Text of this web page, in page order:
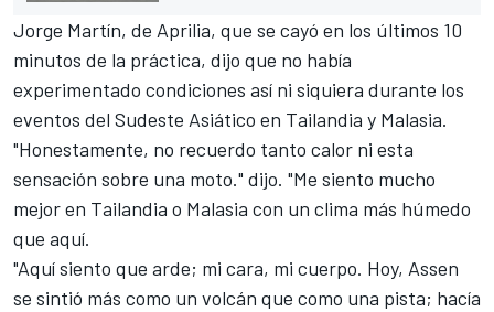
Jorge Martín, de Aprilia, que se cayó en los últimos 10
minutos de la práctica, dijo que no había
experimentado condiciones así ni siquiera durante los
eventos del Sudeste Asiático en Tailandia y Malasia.
"Honestamente, no recuerdo tanto calor ni esta
sensación sobre una moto." dijo. "Me siento mucho
mejor en Tailandia o Malasia con un clima más húmedo
que aquí.
"Aquí siento que arde; mi cara, mi cuerpo. Hoy, Assen
se sintió más como un volcán que como una pista; hacía